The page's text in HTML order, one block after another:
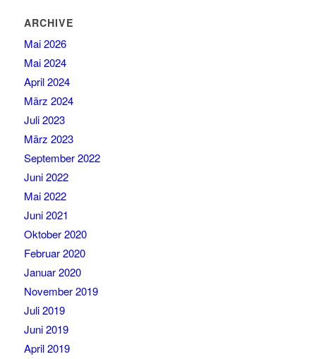
ARCHIVE
Mai 2026
Mai 2024
April 2024
März 2024
Juli 2023
März 2023
September 2022
Juni 2022
Mai 2022
Juni 2021
Oktober 2020
Februar 2020
Januar 2020
November 2019
Juli 2019
Juni 2019
April 2019